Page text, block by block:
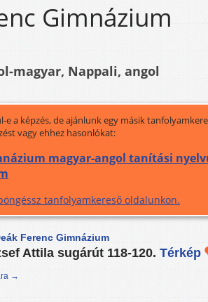
Gimnázium
magyar, Nappali, angol
e a képzés, de ajánlunk egy másik
vagy ehhez hasonlókat:
magyar-angol tanítási
tanfolyamkereső oldalunkon.
Ferenc Gimnázium
Attila sugárút 118-120. Térkép
→